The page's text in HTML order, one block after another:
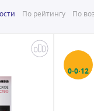
По рейтингу По
0·0·12